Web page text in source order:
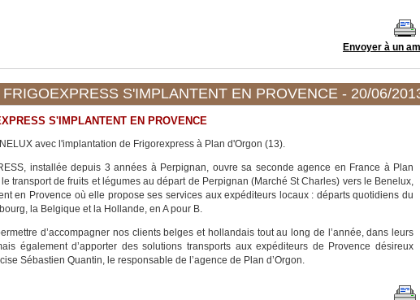
S'IMPLANTENT EN PROVENCE - 20/06/
S'IMPLANTENT EN PROVENCE
avec l'implantation de Frigorexpress à Plan d'Orgon (13).
installée depuis 3 années à Perpignan, ouvre sa seconde agence en France à Plan
transport de fruits et légumes au départ de Perpignan (Marché St Charles) vers le Benelux,
en Provence où elle propose ses services aux expéditeurs locaux : départs quotidiens du
la Belgique et la Hollande, en A pour B.
d’accompagner nos clients belges et hollandais tout au long de l’année, dans leurs
également d’apporter des solutions transports aux expéditeurs de Provence désireux
Sébastien Quantin, le responsable de l’agence de Plan d’Orgon.